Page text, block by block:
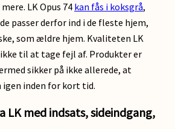
LK Opus 74 kan fås i koksgrå,
passer derfor ind i de fleste hjem,
som ældre hjem. Kvaliteten LK
ikke til at tage fejl af. Produkter er
sikker på ikke allerede, at
igen inden for kort tid.
LK med indsats, sideindgang,